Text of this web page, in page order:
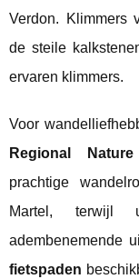
Verdon. Klimmers
de steile
ervaren klimmers.
Voor
Regional
prachtige
Martel, terwijl
adembenemende
fietspaden